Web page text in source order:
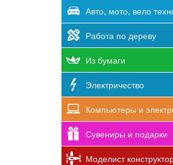
Авто, мото, вело
Работа по дереву
Из бумаги
Электричество
Компьютеры и
Сувениры и подарки
Моделист